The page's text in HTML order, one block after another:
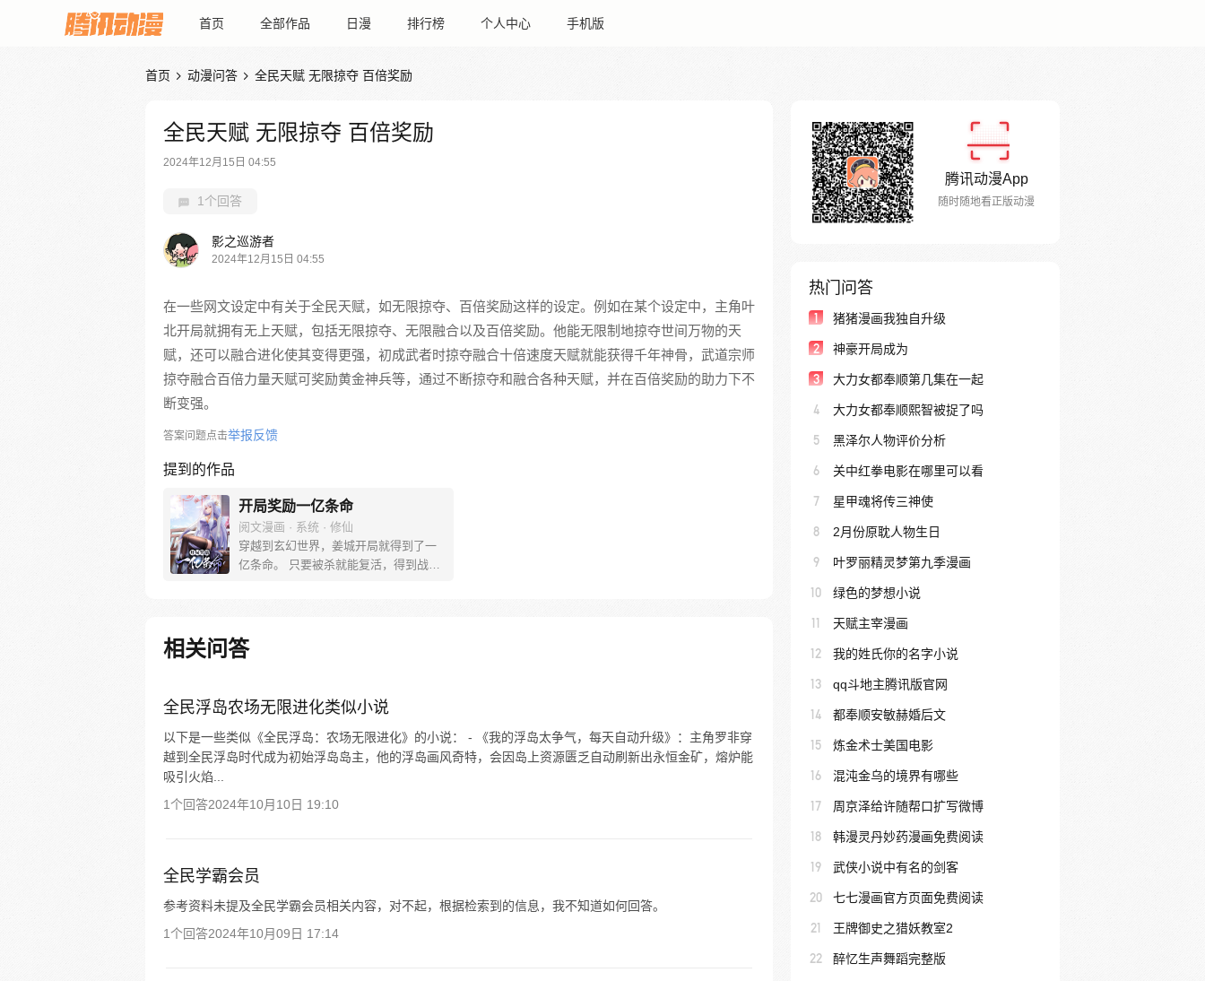
首页 全部作品 日漫 排行榜 个人中心 手机版
首页  动漫问答  全民天赋 无限掠夺 百倍奖励
全民天赋 无限掠夺 百倍奖励
2024年12月15日 04:55
1个回答
影之巡游者
2024年12月15日 04:55
在一些网文设定中有关于全民天赋，如无限掠夺、百倍奖励这样的设定。例如在某个设定中，主角叶
北开局就拥有无上天赋，包括无限掠夺、无限融合以及百倍奖励。他能无限制地掠夺世间万物的天
赋，还可以融合进化使其变得更强，初成武者时掠夺融合十倍速度天赋就能获得千年神骨，武道宗师
掠夺融合百倍力量天赋可奖励黄金神兵等，通过不断掠夺和融合各种天赋，并在百倍奖励的助力下不
断变强。
答案问题点击举报反馈
提到的作品
开局奖励一亿条命
阅文漫画 · 系统 · 修仙
穿越到玄幻世界，姜城开局就得到了一
亿条命。 只要被杀就能复活，得到战胜
相关问答
全民浮岛农场无限进化类似小说
以下是一些类似《全民浮岛：农场无限进化》的小说： - 《我的浮岛太争气，每天自动升级》：主角罗非穿
越到全民浮岛时代成为初始浮岛岛主，他的浮岛画风奇特，会因岛上资源匮乏自动刷新出永恒金矿，熔炉能
吸引火焰...
1个回答2024年10月10日 19:10
全民学霸会员
参考资料未提及全民学霸会员相关内容，对不起，根据检索到的信息，我不知道如何回答。
1个回答2024年10月09日 17:14
腾讯动漫App
随时随地看正版动漫
热门问答
1 猪猪漫画我独自升级
2 神豪开局成为
3 大力女都奉顺第几集在一起
4 大力女都奉顺熙智被捉了吗
5 黑泽尔人物评价分析
6 关中红拳电影在哪里可以看
7 星甲魂将传三神使
8 2月份原耽人物生日
9 叶罗丽精灵梦第九季漫画
10 绿色的梦想小说
11 天赋主宰漫画
12 我的姓氏你的名字小说
13 qq斗地主腾讯版官网
14 都奉顺安敏赫婚后文
15 炼金术士美国电影
16 混沌金乌的境界有哪些
17 周京泽给许随帮口扩写微博
18 韩漫灵丹妙药漫画免费阅读
19 武侠小说中有名的剑客
20 七七漫画官方页面免费阅读
21 王牌御史之猎妖教室2
22 醉忆生声舞蹈完整版